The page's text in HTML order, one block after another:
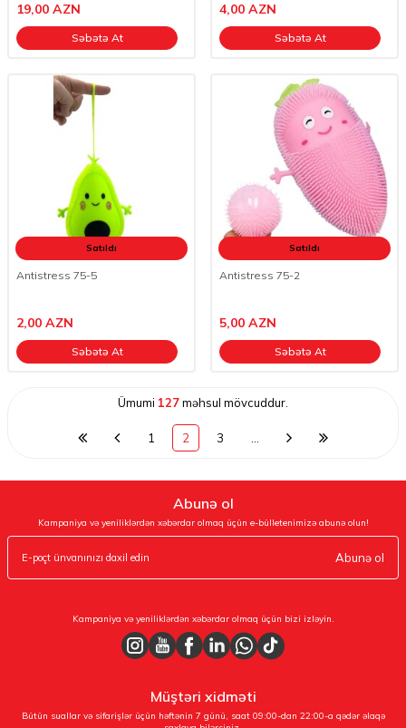
19,00 AZN
Səbətə At
4,00 AZN
Səbətə At
Satıldı
Antistress 75-5
2,00 AZN
Səbətə At
Satıldı
Antistress 75-2
5,00 AZN
Səbətə At
Ümumi 127məhsul mövcuddur.
1 2 3
Abunə ol
Kampaniya və yeniliklərdən xəbərdar olmaq üçün e-bülletenimizə abunə olun!
Abunə ol
Kampaniya və yeniliklərdən xəbərdar olmaq üçün bizi izləyin.
Müştəri xidməti
Bütün suallar və sifarişlər üçün həftənin 7 günü, saat 09:00-dan 22:00-a qədər əlaqə